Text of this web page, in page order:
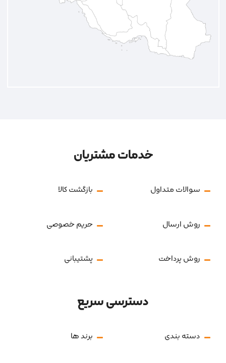
خدمات مشتریان
سوالات متداول بازگشت کالا
روش ارسال حریم خصوصی
روش پرداخت پشتیبانی
دسترسی سریع
دسته بندی برند ها